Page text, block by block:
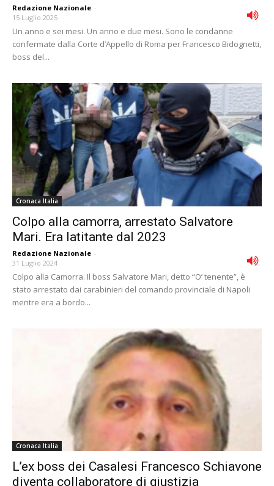
Redazione Nazionale -
15 Luglio 2025
Un anno e sei mesi. Un anno e due mesi. Sono le condanne
confermate dalla Corte d’Appello di Roma per Francesco Bidognetti,
boss del...
Cronaca Italia
Colpo alla camorra, arrestato Salvatore
Mari. Era latitante dal 2023
Redazione Nazionale -
31 Luglio 2024
Colpo alla Camorra. Il boss Salvatore Mari, detto “O’ tenente”, è
stato arrestato dai carabinieri del comando provinciale di Napoli
mentre era a bordo...
Cronaca Italia
L’ex boss dei Casalesi Francesco Schiavone
diventa collaboratore di giustizia